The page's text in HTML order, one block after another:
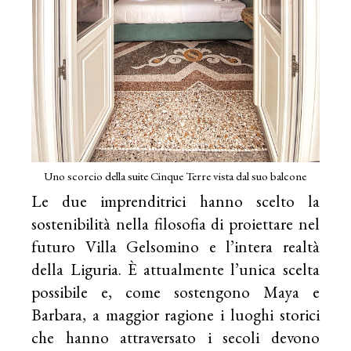
Uno scorcio della suite Cinque Terre vista dal suo balcone
Le due imprenditrici hanno scelto la
sostenibilità nella filosofia di proiettare nel
futuro Villa Gelsomino e l’intera realtà
della Liguria. È attualmente l’unica scelta
possibile e, come sostengono Maya e
Barbara, a maggior ragione i luoghi storici
che hanno attraversato i secoli devono